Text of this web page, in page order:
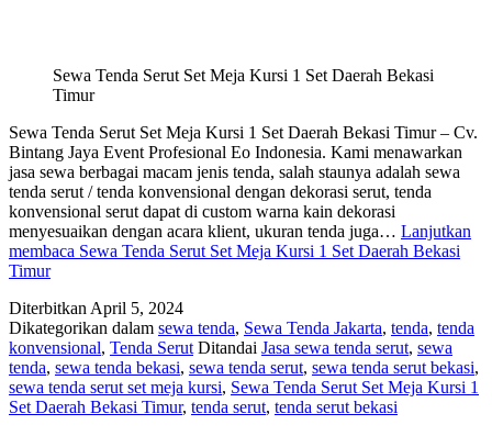
Sewa Tenda Serut Set Meja Kursi 1 Set Daerah Bekasi
Timur
Sewa Tenda Serut Set Meja Kursi 1 Set Daerah Bekasi Timur – Cv.
Bintang Jaya Event Profesional Eo Indonesia. Kami menawarkan
jasa sewa berbagai macam jenis tenda, salah staunya adalah sewa
tenda serut / tenda konvensional dengan dekorasi serut, tenda
konvensional serut dapat di custom warna kain dekorasi
menyesuaikan dengan acara klient, ukuran tenda juga… Lanjutkan
membaca Sewa Tenda Serut Set Meja Kursi 1 Set Daerah Bekasi
Timur
Diterbitkan April 5, 2024
Dikategorikan dalam sewa tenda, Sewa Tenda Jakarta, tenda, tenda
konvensional, Tenda Serut Ditandai Jasa sewa tenda serut, sewa
tenda, sewa tenda bekasi, sewa tenda serut, sewa tenda serut bekasi,
sewa tenda serut set meja kursi, Sewa Tenda Serut Set Meja Kursi 1
Set Daerah Bekasi Timur, tenda serut, tenda serut bekasi